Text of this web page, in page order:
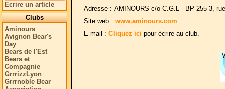
Ecrire un article
Clubs
Aminours
Avignon Bear's
Day
Bears de l'Est
Bears et
Compagnie
GrrrizzLyon
Grrrnoble Bear
Adresse : AMINOURS c/o C.G.L - BP 255 3,
Site web : www.aminours.com
E-mail : Cliquez ici pour écrire au club.